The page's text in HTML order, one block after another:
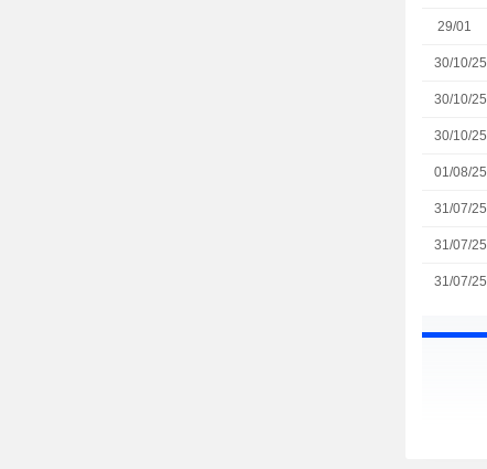
29/01
30/10/25
30/10/25
30/10/25
01/08/25
31/07/25
31/07/25
31/07/25